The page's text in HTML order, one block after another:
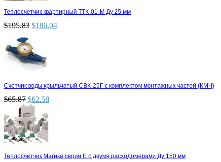
Теплосчетчик квартирный ТТК-01-М Ду 25 мм
$195.83 $186.04
Счетчик воды крыльчатый СВК-25Г с комплектом монтажных частей (КМЧ)
$65.87 $62.58
Теплосчетчик Магика серии Е с двумя расходомерами Ду 150 мм